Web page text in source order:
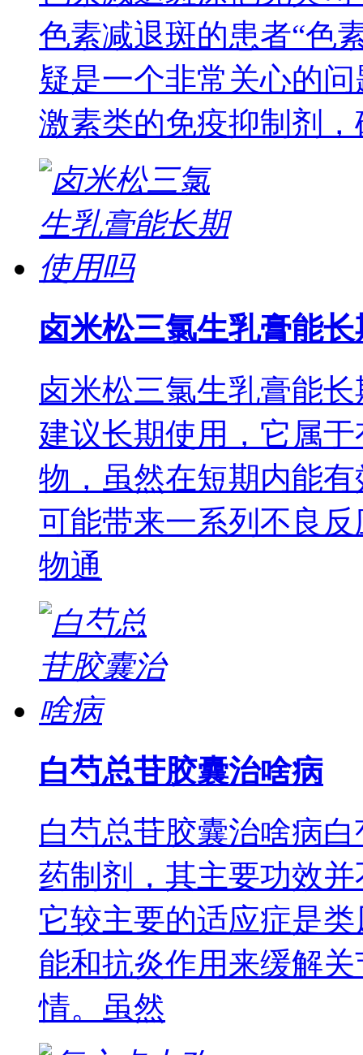
色素减退斑的患者“色
疑是一个非常关心的
激素类的免疫抑制剂
卤米松三氯生乳膏能
卤米松三氯生乳膏能
建议长期使用，它属
物，虽然在短期内能
可能带来一系列不良
物通
白芍总苷胶囊治啥病
白芍总苷胶囊治啥病
药制剂，其主要功效
它较主要的适应症是
能和抗炎作用来缓解
情。虽然